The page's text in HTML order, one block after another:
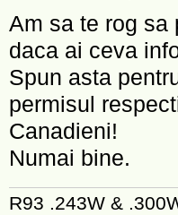
Am sa te rog sa
daca ai ceva
Spun asta
permisul
Canadieni!
Numai bine.
R93 .243W &